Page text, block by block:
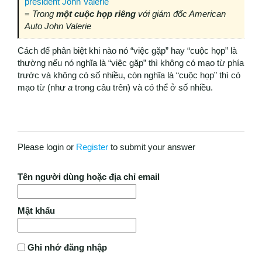
= Trong một cuộc họp riêng với giám đốc American
Auto John Valerie
Cách để phân biệt khi nào nó “việc gặp” hay “cuộc họp” là
thường nếu nó nghĩa là “việc gặp” thì không có mạo từ phía
trước và không có số nhiều, còn nghĩa là “cuộc họp” thì có
mạo từ (như a trong câu trên) và có thể ở số nhiều.
Please login or Register to submit your answer
Tên người dùng hoặc địa chỉ email
Mật khẩu
Ghi nhớ đăng nhập